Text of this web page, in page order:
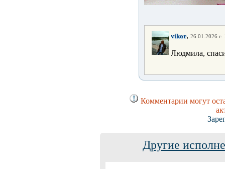
vikor, 26.01.2026 г.
Людмила,
Комментарии могут
Другие